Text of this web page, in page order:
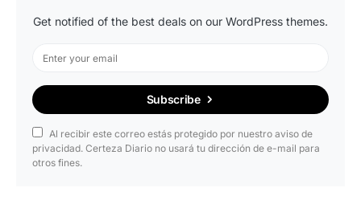
Get notified of the best deals on our WordPress themes.
Subscribe
Al recibir este correo estás protegido por nuestro aviso de
privacidad. Certeza Diario no usará tu dirección de e-mail para
otros fines.